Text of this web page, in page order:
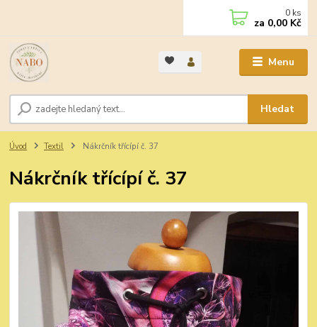
Menu
Hledat
0 ks
za 0,00 Kč
Úvod Textil Nákrčník třícípí č. 37
Nákrčník třícípí č. 37